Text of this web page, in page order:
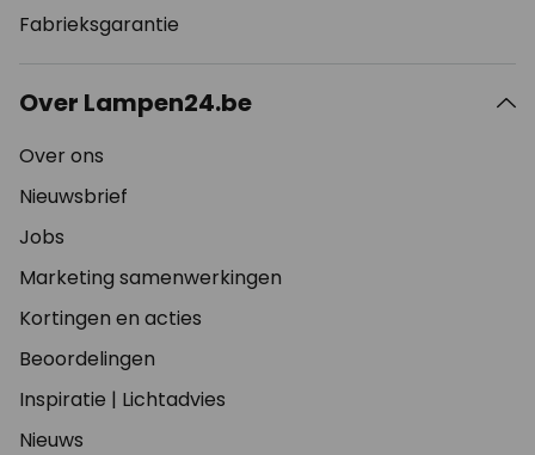
Fabrieksgarantie
Over Lampen24.be
Over ons
Nieuwsbrief
Jobs
Marketing samenwerkingen
Kortingen en acties
Beoordelingen
Inspiratie | Lichtadvies
Nieuws